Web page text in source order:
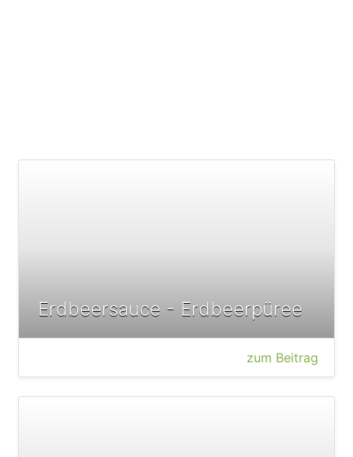
Erdbeersauce - Erdbeerpüree
zum Beitrag